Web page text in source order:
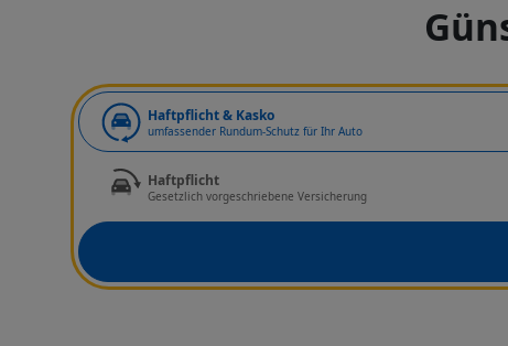
Haftpflicht & Kasko
umfassender Rundum-Schutz für Ihr Auto
Haftpflicht
Gesetzlich vorgeschriebene Versicherung